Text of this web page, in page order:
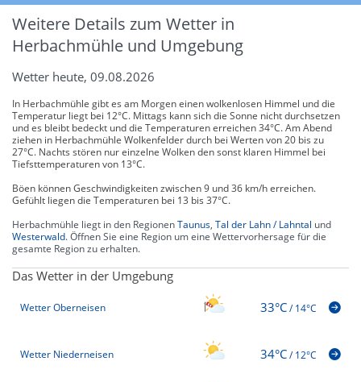
Weitere Details zum Wetter in
Herbachmühle und Umgebung
Wetter heute, 09.08.2026
In Herbachmühle gibt es am Morgen einen wolkenlosen Himmel und die
Temperatur liegt bei 12°C. Mittags kann sich die Sonne nicht durchsetzen
und es bleibt bedeckt und die Temperaturen erreichen 34°C. Am Abend
ziehen in Herbachmühle Wolkenfelder durch bei Werten von 20 bis zu
27°C. Nachts stören nur einzelne Wolken den sonst klaren Himmel bei
Tiefsttemperaturen von 13°C.
Böen können Geschwindigkeiten zwischen 9 und 36 km/h erreichen.
Gefühlt liegen die Temperaturen bei 13 bis 37°C.
Herbachmühle liegt in den RegionenTaunus, Tal der Lahn / Lahntal und
Westerwald. Öffnen Sie eine Region um eine Wettervorhersage für die
gesamte Region zu erhalten.
Das Wetter in der Umgebung
Wetter Oberneisen 33°C/14°C
Wetter Niederneisen 34°C/12°C